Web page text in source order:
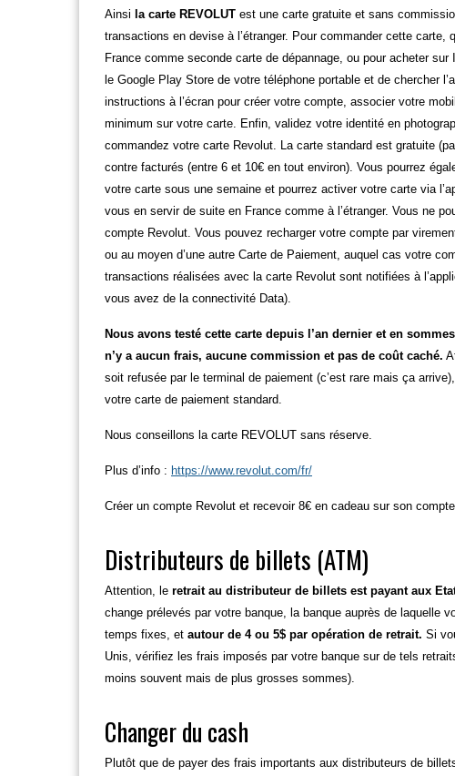
Ainsi la carte REVOLUT est une carte gratuite et sans
transactions en devise à l’étranger. Pour commander cette
France comme seconde carte de dépannage, ou pour acheter
le Google Play Store de votre téléphone portable et de chercher
instructions à l’écran pour créer votre compte, associer votre
minimum sur votre carte. Enfin, validez votre identité en
commandez votre carte Revolut. La carte standard est gratuite
contre facturés (entre 6 et 10€ en tout environ). Vous pourrez
votre carte sous une semaine et pourrez activer votre carte via
vous en servir de suite en France comme à l’étranger. Vous ne
compte Revolut. Vous pouvez recharger votre compte par
ou au moyen d’une autre Carte de Paiement, auquel cas votre
transactions réalisées avec la carte Revolut sont notifiées à
vous avez de la connectivité Data).
Nous avons testé cette carte depuis l’an dernier et en
n’y a aucun frais, aucune commission et pas de coût caché.
soit refusée par le terminal de paiement (c’est rare mais ça
votre carte de paiement standard.
Nous conseillons la carte REVOLUT sans réserve.
Plus d’info : https://www.revolut.com/fr/
Créer un compte Revolut et recevoir 8€ en cadeau sur son
Distributeurs de billets (ATM)
Attention, le retrait au distributeur de billets est payant aux
change prélevés par votre banque, la banque auprès de laquelle
temps fixes, et autour de 4 ou 5$ par opération de retrait. Si
Unis, vérifiez les frais imposés par votre banque sur de tels
moins souvent mais de plus grosses sommes).
Changer du cash
Plutôt que de payer des frais importants aux distributeurs de